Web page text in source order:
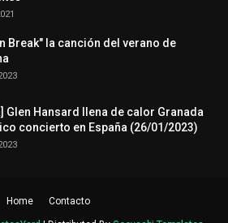
Break" la canción del verano de
Glen Hansard llena de calor Granada
concierto en España (26/01/2023)
Home Contacto